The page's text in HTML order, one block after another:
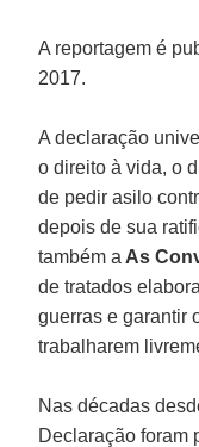
A reportagem é
2017.
A declaração
o direito à vida, o
de pedir asilo
depois de sua
também a As
de tratados
guerras e garantir
trabalharem
Nas décadas
Declaração foram